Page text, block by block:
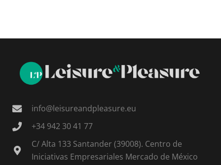
info@leisureandpleasure.eu
+34 942 30 41 77
C/ Alta 133 Santander (39008). Centro de
Iniciativas Empresariales Mercado de México